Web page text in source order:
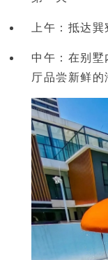
上午：抵达
中午：在别墅
厅品尝新鲜的